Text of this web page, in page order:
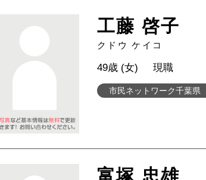
工藤 啓子
クドウ ケイコ
市民ネットワーク千葉県
49歳 (女) 現職
富塚 忠雄